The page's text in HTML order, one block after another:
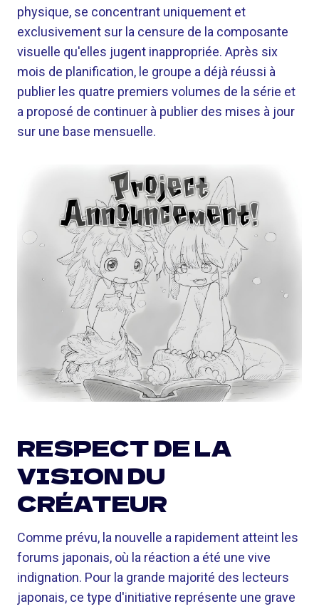
physique, se concentrant uniquement et
exclusivement sur la censure de la composante
visuelle qu'elles jugent inappropriée. Après six
mois de planification, le groupe a déjà réussi à
publier les quatre premiers volumes de la série et
a proposé de continuer à publier des mises à jour
sur une base mensuelle.
RESPECT DE LA
VISION DU
CRÉATEUR
Comme prévu, la nouvelle a rapidement atteint les
forums japonais, où la réaction a été une vive
indignation. Pour la grande majorité des lecteurs
japonais, ce type d'initiative représente une grave